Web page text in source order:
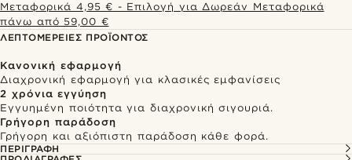
Μεταφορικά 4,95 € - Επιλογή για Δωρεάν Μεταφορικά
πάνω από 59,00 €
ΛΕΠΤΟΜΈΡΕΙΕΣ ΠΡΟΪΌΝΤΟΣ
Κανονική εφαρμογή
Διαχρονική εφαρμογή για κλασικές εμφανίσεις
2 χρόνια εγγύηση
Εγγυημένη ποιότητα για διαχρονική σιγουριά.
Γρήγορη παράδοση
Γρήγορη και αξιόπιστη παράδοση κάθε φορά.
ΠΕΡΙΓΡΑΦΉ